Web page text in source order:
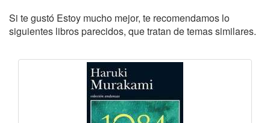
Si te gustó Estoy mucho mejor, te recomendamos lo
siguientes libros parecidos, que tratan de temas similares.